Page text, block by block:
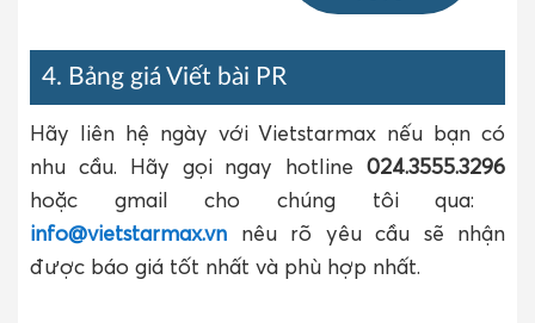
4. Bảng giá Viết bài PR
Hãy liên hệ ngày với Vietstarmax nếu bạn có
nhu cầu. Hãy gọi ngay hotline 024.3555.3296
hoặc gmail cho chúng tôi qua:
info@vietstarmax.vn nêu rõ yêu cầu sẽ nhận
được báo giá tốt nhất và phù hợp nhất.